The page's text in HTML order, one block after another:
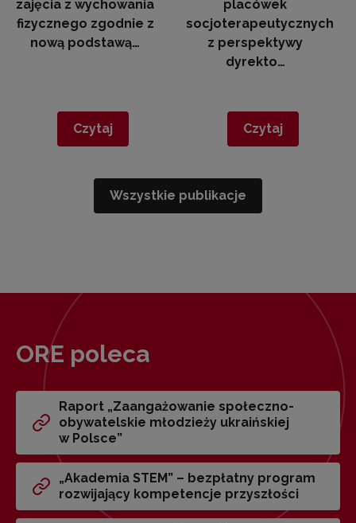
zajęcia z wychowania
fizycznego zgodnie z
nową podstawą…
Czytaj
placówek
socjoterapeutycznych
z perspektywy
dyrekto…
Czytaj
Wszystkie publikacje
ORE poleca
Raport „Zaangażowanie społeczno-
obywatelskie młodzieży ukraińskiej
w Polsce”
„Akademia STEM” – bezpłatny program
rozwijający kompetencje przyszłości